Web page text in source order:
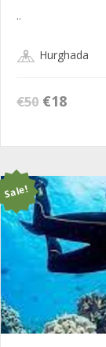
..
Hurghada
€50 Le
était :
€18Le
est :
Sale!